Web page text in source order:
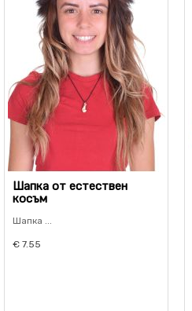
Шапка от естествен
косъм
Шапка ...
€ 7.55